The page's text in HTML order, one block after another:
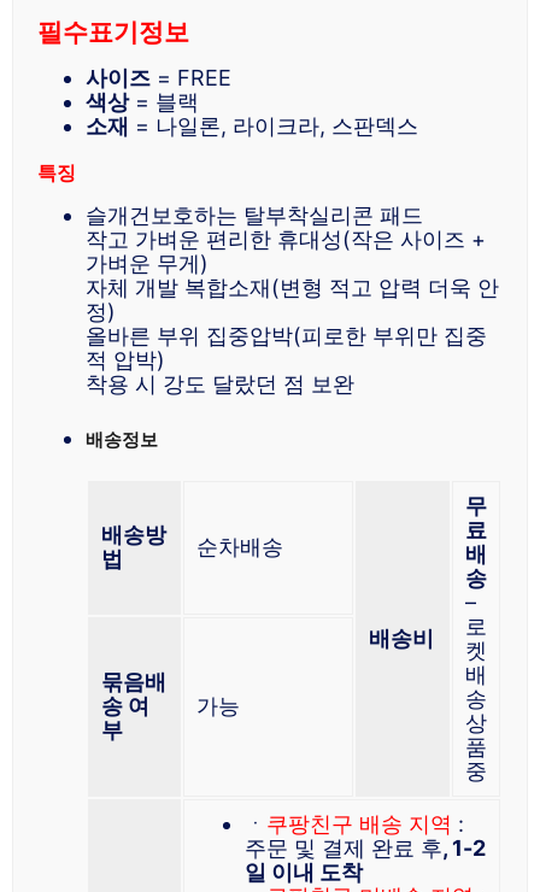
필수표기정보
사이즈 = FREE
색상= 블랙
소재 = 나일론, 라이크라, 스판덱스
특징
슬개건보호하는 탈부착실리콘 패드
작고 가벼운 편리한 휴대성(작은 사이즈 +
가벼운 무게)
자체 개발 복합소재(변형 적고 압력 더욱 안
정)
올바른 부위 집중압박(피로한 부위만 집중
적 압박)
착용 시 강도 달랐던 점 보완
배송정보
배송방
법
순차배송
배송비
무
료
배
송
–
로
켓
배
송
상
품
중
묶음배
송 여
부
가능
ㆍ 쿠팡친구 배송 지역 :
주문 및 결제 완료 후, 1-2
일 이내 도착